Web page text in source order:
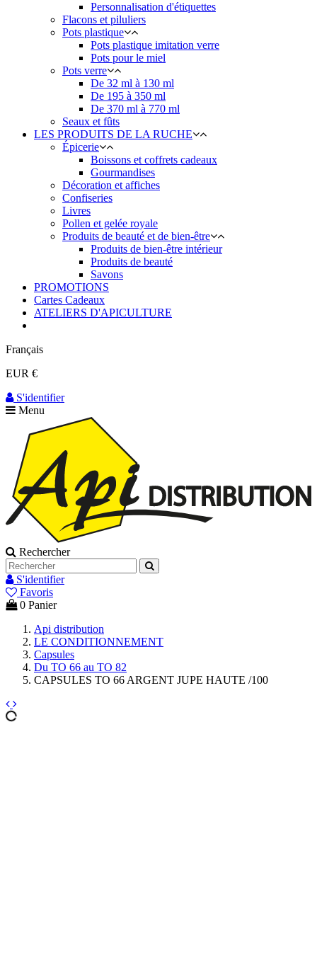
Personnalisation d'étiquettes
Flacons et piluliers
Pots plastique
Pots plastique imitation verre
Pots pour le miel
Pots verre
De 32 ml à 130 ml
De 195 à 350 ml
De 370 ml à 770 ml
Seaux et fûts
LES PRODUITS DE LA RUCHE
Épicerie
Boissons et coffrets cadeaux
Gourmandises
Décoration et affiches
Confiseries
Livres
Pollen et gelée royale
Produits de beauté et de bien-être
Produits de bien-être intérieur
Produits de beauté
Savons
PROMOTIONS
Cartes Cadeaux
ATELIERS D'APICULTURE
Français
EUR €
S'identifier
Menu
Rechercher
S'identifier
Favoris
0 Panier
Api distribution
LE CONDITIONNEMENT
Capsules
Du TO 66 au TO 82
CAPSULES TO 66 ARGENT JUPE HAUTE /100